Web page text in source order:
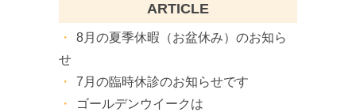
ARTICLE
8月の夏季休暇（お盆休み）のお知ら
せ
7月の臨時休診のお知らせです
ゴールデンウイークは